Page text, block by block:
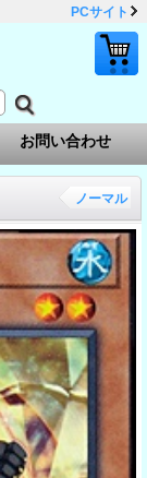
PCサイト
お問い合わせ
ノーマル